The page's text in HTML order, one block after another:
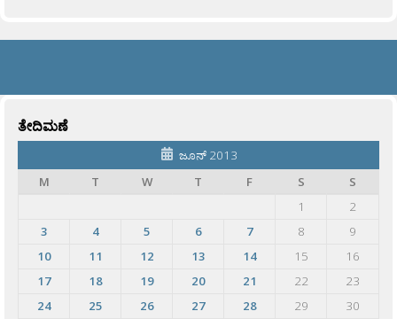
ತೇದಿಮಣೆ
ಜೂನ್ 2013
M
T W T F S
S
1
2
3
4 5 6 7 8
9
10
11 12 13 14 15
16
17
18 19 20 21 22
23
24
25 26 27 28 29
30